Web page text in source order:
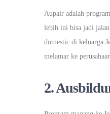
Aupair adalah
lebih ini bisa jadi jalan
domestic di keluarga
melamar ke
2.